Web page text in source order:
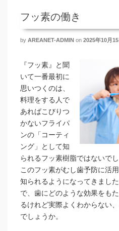
フッ素の働き
by AREANET-ADMIN on 2025年10月15
『フッ素』と聞
いて一番最初に
思いつくのは、
料理をする人で
あればこびりつ
かないフライパ
ンの「コーティ
ング」として知
られるフッ素樹脂ではないで
このフッ素がむし歯予防に活
知られるようになってきまし
で、歯にどのような効果をも
るけれど実際よくわからない
でしょうか。